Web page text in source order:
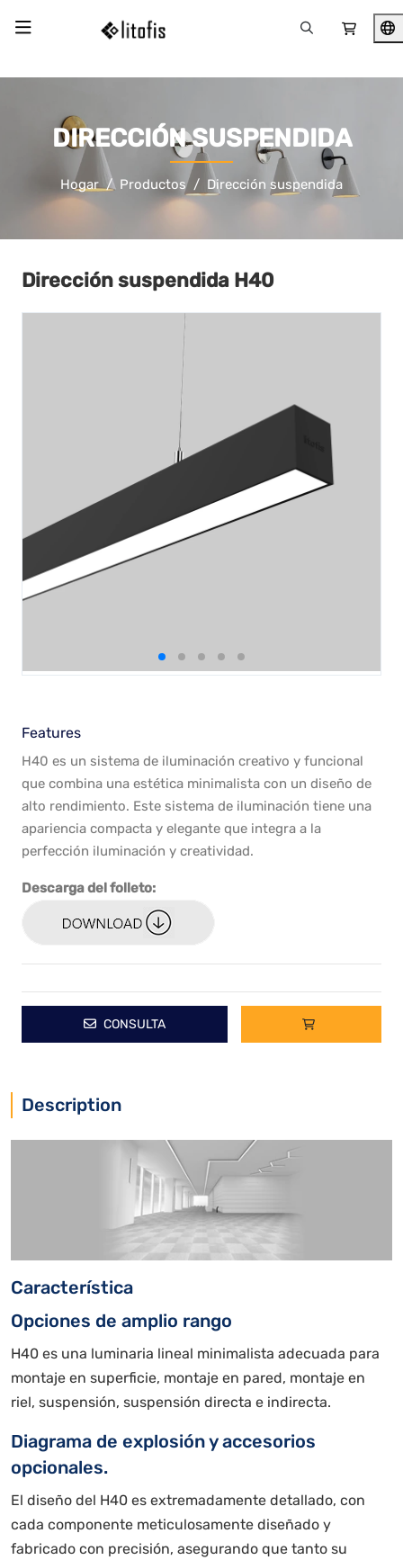
DIRECCIÓN SUSPENDIDA
Hogar Productos Dirección suspendida
Dirección suspendida H40
Features
H40 es un sistema de iluminación creativo y funcional
que combina una estética minimalista con un diseño de
alto rendimiento. Este sistema de iluminación tiene una
apariencia compacta y elegante que integra a la
perfección iluminación y creatividad.
Descarga del folleto:
CONSULTA
Description
Característica
Opciones de amplio rango
H40 es una luminaria lineal minimalista adecuada para
montaje en superficie, montaje en pared, montaje en
riel, suspensión, suspensión directa e indirecta.
Diagrama de explosión y accesorios
opcionales.
El diseño del H40 es extremadamente detallado, con
cada componente meticulosamente diseñado y
fabricado con precisión, asegurando que tanto su